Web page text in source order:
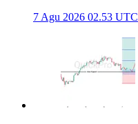
7 Agu 2026 02.53 UTC